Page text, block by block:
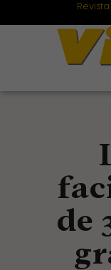
Revista
de